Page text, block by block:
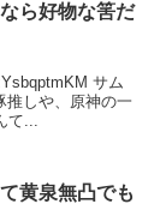
ら好物な筈だ
サム
推しや、原神の一
...
黄泉無凸でも